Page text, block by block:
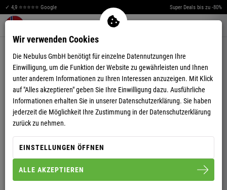
✓ 4,9 ⭐⭐⭐⭐⭐ Google Super Deals bis zu -80%
Warenkorb aufklappen
SUMMERFRESH POLOSHIRT KEYS HERREN
Wir verwenden Cookies
Die Nebulus GmbH benötigt für einzelne Datennutzungen Ihre
Einwilligung, um die Funktion der Website zu gewährleisten und Ihnen
unter anderem Informationen zu Ihren Interessen anzuzeigen. Mit Klick
auf "Alles akzeptieren" geben Sie Ihre Einwilligung dazu. Ausführliche
Informationen erhalten Sie in unserer Datenschutzerklärung. Sie haben
jederzeit die Möglichkeit Ihre Zustimmung in der Datenschutzerklärung
zurück zu nehmen.
EINSTELLUNGEN ÖFFNEN
ALLE AKZEPTIEREN